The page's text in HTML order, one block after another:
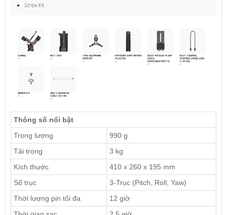
Thông số nổi bật
Trọng lượng
990 g
Tải trọng
3 kg
Kích thước
410 x 260 x 195 mm
Số trục
3-Trục (Pitch, Roll, Yaw)
Thời lượng pin tối đa
12 giờ